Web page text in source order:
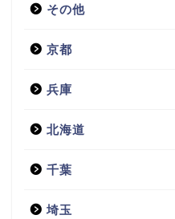
その他
京都
兵庫
北海道
千葉
埼玉